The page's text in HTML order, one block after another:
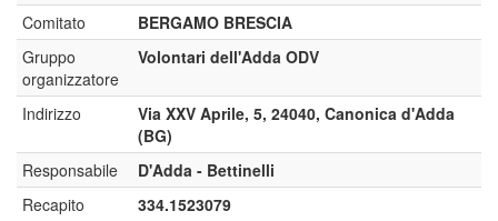
Comitato
BERGAMO BRESCIA
Gruppo
organizzatore
Volontari dell'Adda ODV
Indirizzo
Via XXV Aprile, 5, 24040, Canonica d'Adda
(BG)
Responsabile
D'Adda - Bettinelli
Recapito
334.1523079